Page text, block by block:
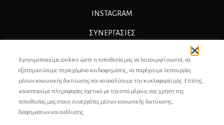
INSTAGRAM
ΣΥΝΕΡΓΑΣΊΕΣ
ΕΠΙΚΟΙΝΩΝΙΑ
ΣΥΝΤΕΛΕΣΤΕΣ
Χρησιμοποιούμε cookies ώστε η τοποθεσία μας να λειτουργεί σωστά, να
εξατομικεύουμε περιεχόμενο και διαφημίσεις, να παρέχουμε λειτουργίες
μέσων κοινωνικής δικτύωσης και να αναλύουμε την κυκλοφορία μας. Επίσης,
κοινοποιούμε πληροφορίες σχετικά με την από μέρους σας χρήση της
τοποθεσίας μας στους συνεργάτες μέσων κοινωνικής δικτύωσης,
διαφημίσεων και ανάλυσης.